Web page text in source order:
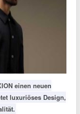
einen neuen
luxuriöses Design,